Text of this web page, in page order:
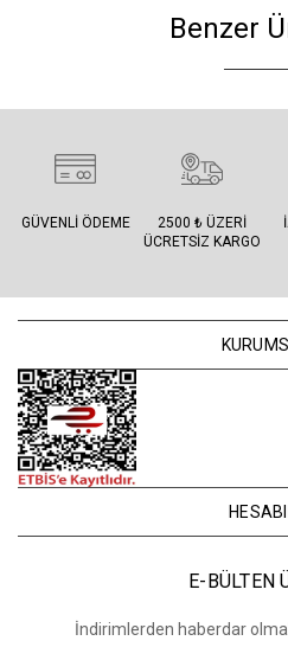
Benzer
GÜVENLI ÖDEME
2500 ₺ ÜZERI
ÜCRETSIZ KARGO
E-BÜLTEN
İndirimlerden haberdar